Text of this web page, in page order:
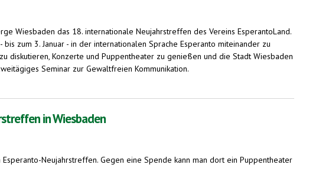
Wiesbaden das 18. internationale Neujahrstreffen des Vereins EsperantoLand.
zum 3. Januar - in der internationalen Sprache Esperanto miteinander zu
diskutieren, Konzerte und Puppentheater zu genießen und die Stadt Wiesbaden
Seminar zur Gewaltfreien Kommunikation.
in Wiesbaden
in Wiesbaden
Neujahrstreffen. Gegen eine Spende kann man dort ein Puppentheater